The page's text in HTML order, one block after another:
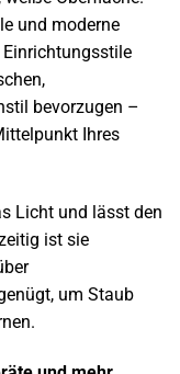
und moderne
bevorzugen –
Ihres
Licht und lässt den
ist sie
um Staub